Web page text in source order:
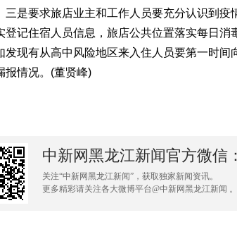
三是要求旅店业主和工作人员要充分认识到疫
登记住宿人员信息，旅店公共位置落实每日消
发现有从高中风险地区来入住人员要第一时间
报情况。(董贤峰)
中新网黑龙江新闻官方微信
关注“中新网黑龙江新闻”，获取独家新闻资讯。
更多精彩请关注各大微博平台@中新网黑龙江新闻 。